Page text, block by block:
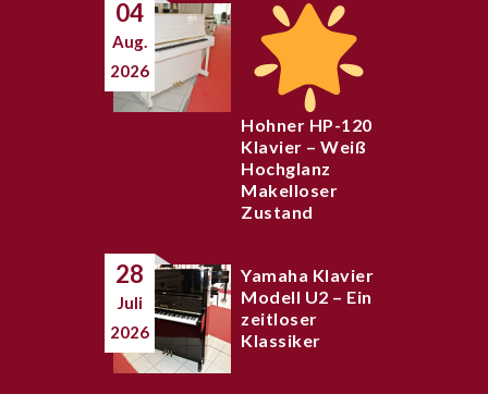
04
Aug.
2026
Hohner HP-120
Klavier – Weiß
Hochglanz
Makelloser
Zustand
28
Juli
2026
Yamaha Klavier
Modell U2 – Ein
zeitloser
Klassiker